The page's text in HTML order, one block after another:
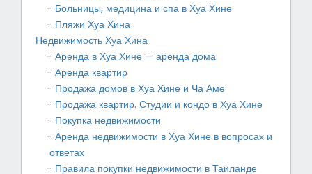
Больницы, медицина и спа в Хуа Хине
Пляжи Хуа Хина
Недвижимость Хуа Хина
Аренда в Хуа Хине — аренда дома
Аренда квартир
Продажа домов в Хуа Хине и Ча Аме
Продажа квартир. Студии и кондо в Хуа Хине
Покупка недвижимости
Аренда недвижимости в Хуа Хине в вопросах и
ответах
Правила покупки недвижимости в Таиланде